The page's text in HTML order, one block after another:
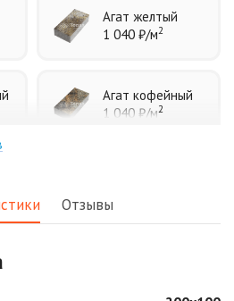
Агат желтый
1 040 ₽/м2
Агат кофейный
1 040 ₽/м2
Отзывы